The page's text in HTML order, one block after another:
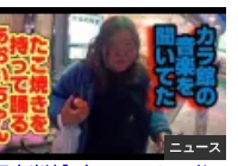
ニュース